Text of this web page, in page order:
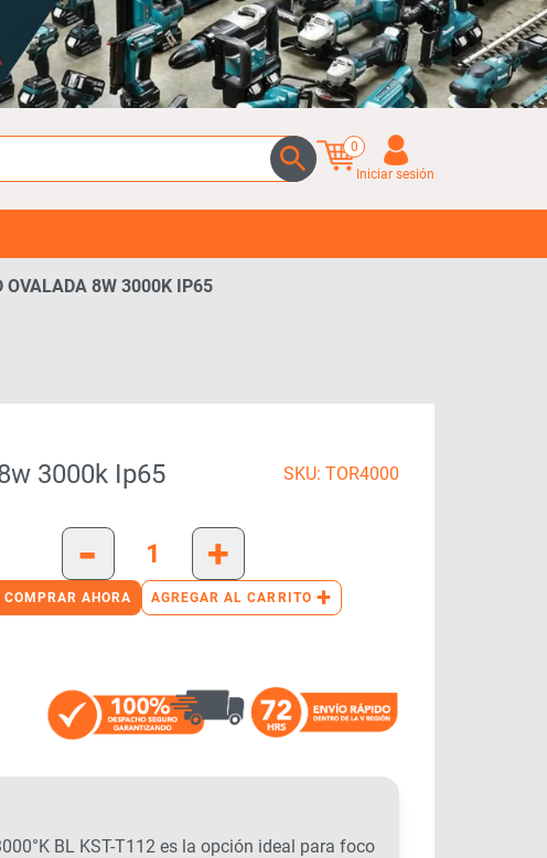
0
Iniciar sesión
OVALADA 8W 3000K IP65
3000k Ip65 SKU: TOR4000
- +
COMPRAR AHORA AGREGAR AL CARRITO +
BL KST-T112 es la opción ideal para foco